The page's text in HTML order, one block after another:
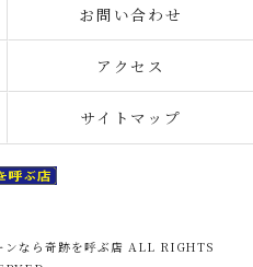
お問い合わせ
アクセス
サイトマップ
ンなら奇跡を呼ぶ店 ALL RIGHTS